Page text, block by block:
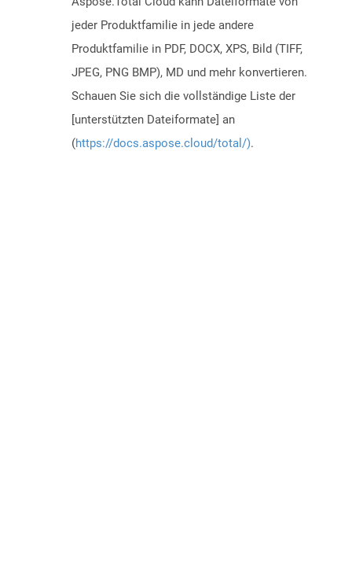
jeder Produktfamilie in jede andere
Produktfamilie in PDF, DOCX, XPS, Bild (TIFF,
JPEG, PNG BMP), MD und mehr konvertieren.
Schauen Sie sich die vollständige Liste der
[unterstützten Dateiformate] an
(https://docs.aspose.cloud/total/).